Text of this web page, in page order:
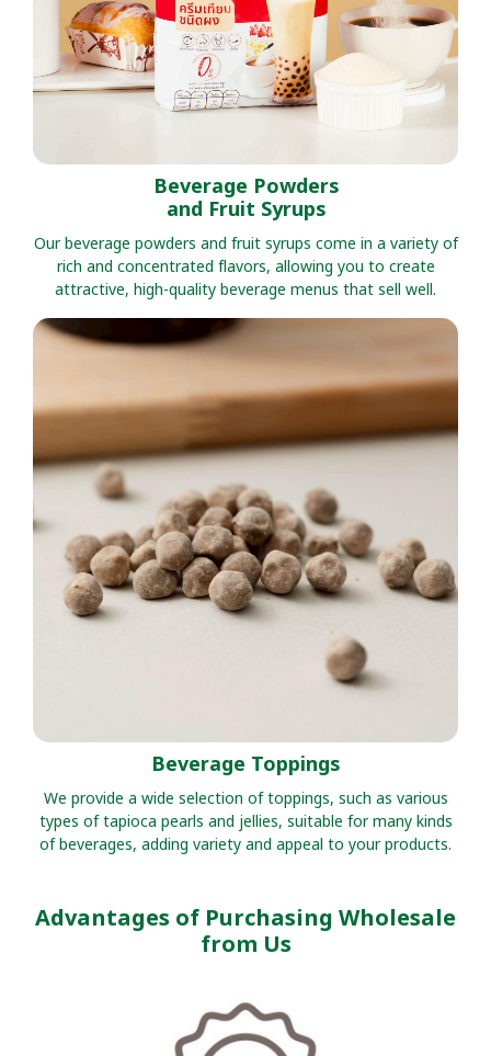
Beverage Powders
and Fruit Syrups
Our beverage powders and fruit syrups come in a variety of
rich and concentrated flavors, allowing you to create
attractive, high-quality beverage menus that sell well.
Beverage Toppings
We provide a wide selection of toppings, such as various
types of tapioca pearls and jellies, suitable for many kinds
of beverages, adding variety and appeal to your products.
Advantages of Purchasing Wholesale
from Us